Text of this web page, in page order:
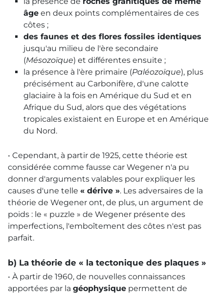
âge en deux points complémentaires de ces
côtes ;
des faunes et des flores fossiles identiques
jusqu'au milieu de l'ère secondaire
(Mésozoïque) et différentes ensuite ;
la présence à l'ère primaire (Paléozoïque), plus
précisément au Carbonifère, d'une calotte
glaciaire à la fois en Amérique du Sud et en
Afrique du Sud, alors que des végétations
tropicales existaient en Europe et en Amérique
du Nord.
• Cependant, à partir de 1925, cette théorie est
considérée comme fausse car Wegener n'a pu
donner d'arguments valables pour expliquer les
causes d'une telle « dérive ». Les adversaires de la
théorie de Wegener ont, de plus, un argument de
poids : le « puzzle » de Wegener présente des
imperfections, l'emboîtement des côtes n'est pas
parfait.
b) La théorie de « la tectonique des plaques »
• À partir de 1960, de nouvelles connaissances
apportées par la géophysique permettent de